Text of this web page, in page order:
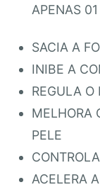
APENAS
SACIA A
INIBE A
REGULA O
MELHORA
PELE
ACELERA